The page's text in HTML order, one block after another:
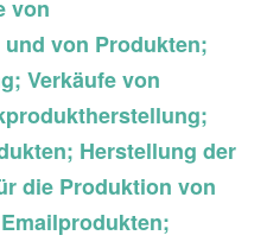
von
von Produkten;
Verkäufe von
Herstellung der
die Produktion von